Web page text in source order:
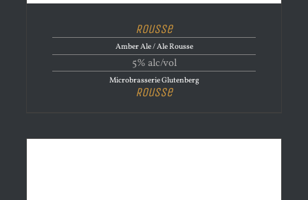
Rousse
Amber Ale / Ale Rousse
5% alc/vol
Microbrasserie Glutenberg
Rousse